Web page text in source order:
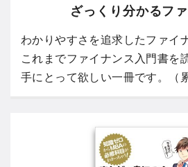
ざっくり分かるフ
わかりやすさを追求したファイ
これまでファイナンス入門書を
手にとって欲しい一冊です。（